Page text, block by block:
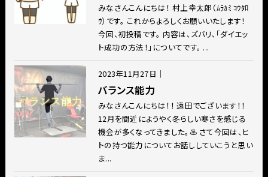
みなさんこんにちは！ 村上幸太郎（ﾑﾗｶﾐ ｺｳﾀﾛ
ｳ）です。 これからよろしくお願いいたします！
今回、初投稿です。 内容は、ズバリ、「ダイエッ
ト成功の方法！」についてです。 ...
2023年11月27日 ｜
バランス能力
みなさんこんにちは！！ 遠田でございます！！
12月を間近にようやく冬らしい寒さを感じる
機会が多くなってきました。♨️ さて今回は、ヒ
トの持つ能力についてお話ししていこうと思い
ま...